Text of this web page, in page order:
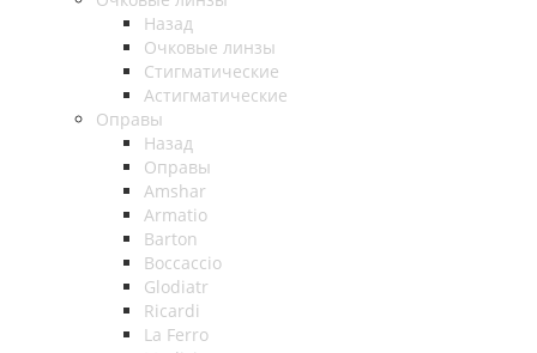
Назад
Очковые линзы
Стигматические
Астигматические
Оправы
Назад
Оправы
Amshar
Armatio
Barton
Boccaccio
Glodiatr
Ricardi
La Ferro